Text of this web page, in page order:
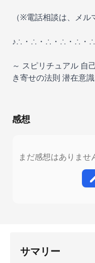
（※電話相談は、メル
♪∴・∴・∴・∴・∴・∴
～ スピリチュアル 自
き寄せの法則 潜在意識
感想
まだ感想はありませ
サマリー